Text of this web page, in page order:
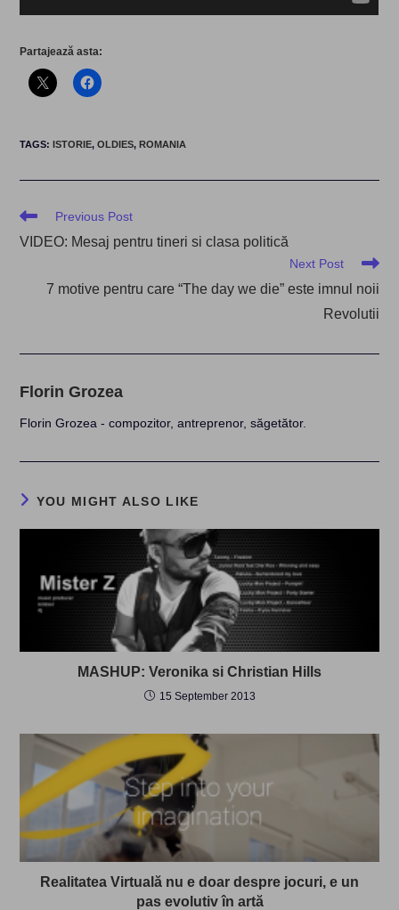
Partajează asta:
TAGS:ISTORIE, OLDIES, ROMANIA
Read
articles
Previous Post
VIDEO: Mesaj pentru tineri si clasa politică
Next Post
7 motive pentru care “The day we die” este imnul noii
Revolutii
Florin Grozea
Florin Grozea - compozitor, antreprenor, săgetător.
YOU MIGHT ALSO LIKE
MASHUP: Veronika si Christian Hills
15 September 2013
Realitatea Virtuală nu e doar despre jocuri, e un
pas evolutiv în artă